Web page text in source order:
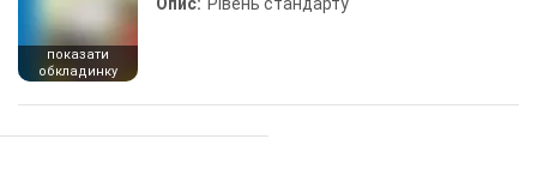
показати
обкладинку